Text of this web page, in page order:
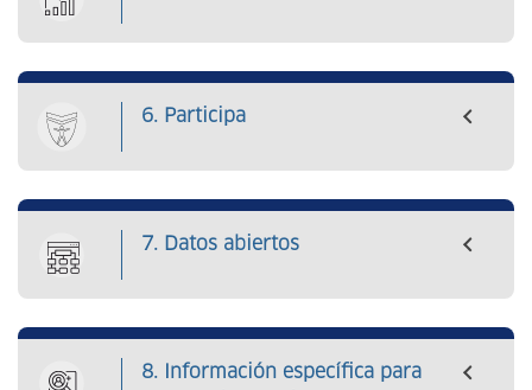
6. Participa
7. Datos abiertos
8. Información específica para